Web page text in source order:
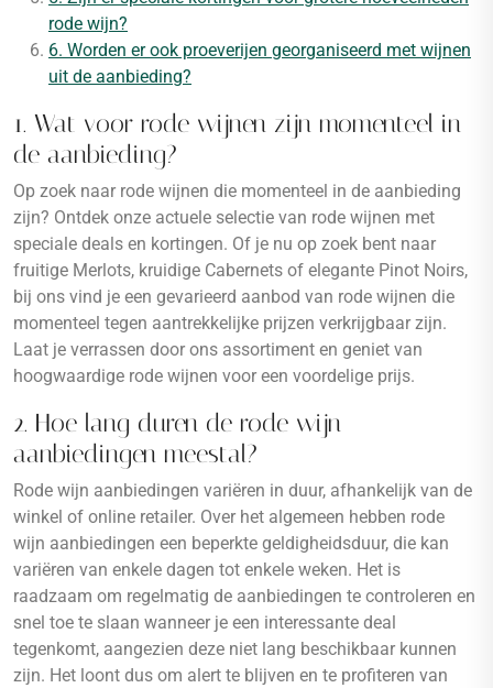
rode wijn?
6. Worden er ook proeverijen georganiseerd met wijnen
uit de aanbieding?
1. Wat voor rode wijnen zijn momenteel in
de aanbieding?
Op zoek naar rode wijnen die momenteel in de aanbieding
zijn? Ontdek onze actuele selectie van rode wijnen met
speciale deals en kortingen. Of je nu op zoek bent naar
fruitige Merlots, kruidige Cabernets of elegante Pinot Noirs,
bij ons vind je een gevarieerd aanbod van rode wijnen die
momenteel tegen aantrekkelijke prijzen verkrijgbaar zijn.
Laat je verrassen door ons assortiment en geniet van
hoogwaardige rode wijnen voor een voordelige prijs.
2. Hoe lang duren de rode wijn
aanbiedingen meestal?
Rode wijn aanbiedingen variëren in duur, afhankelijk van de
winkel of online retailer. Over het algemeen hebben rode
wijn aanbiedingen een beperkte geldigheidsduur, die kan
variëren van enkele dagen tot enkele weken. Het is
raadzaam om regelmatig de aanbiedingen te controleren en
snel toe te slaan wanneer je een interessante deal
tegenkomt, aangezien deze niet lang beschikbaar kunnen
zijn. Het loont dus om alert te blijven en te profiteren van